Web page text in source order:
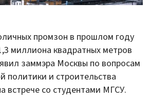
промзон в прошлом году
миллиона квадратных метров
заммэра Москвы по вопросам
политики и строительства
встрече со студентами МГСУ.